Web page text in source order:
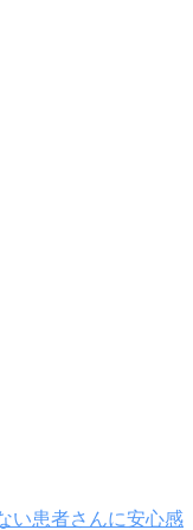
い患者さんに安心感